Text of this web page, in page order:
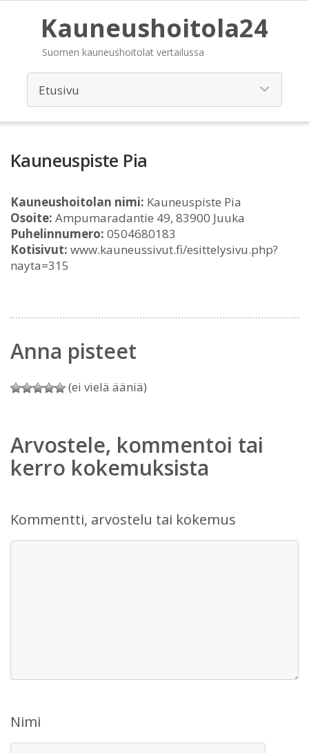
Kauneushoitola24
Suomen kauneushoitolat vertailussa
Kauneuspiste Pia
Kauneushoitolan nimi: Kauneuspiste Pia
Osoite: Ampumaradantie 49, 83900 Juuka
Puhelinnumero: 0504680183
Kotisivut: www.kauneussivut.fi/esittelysivu.php?
nayta=315
Anna pisteet
(ei vielä ääniä)
Arvostele, kommentoi tai
kerro kokemuksista
Kommentti, arvostelu tai kokemus
Nimi